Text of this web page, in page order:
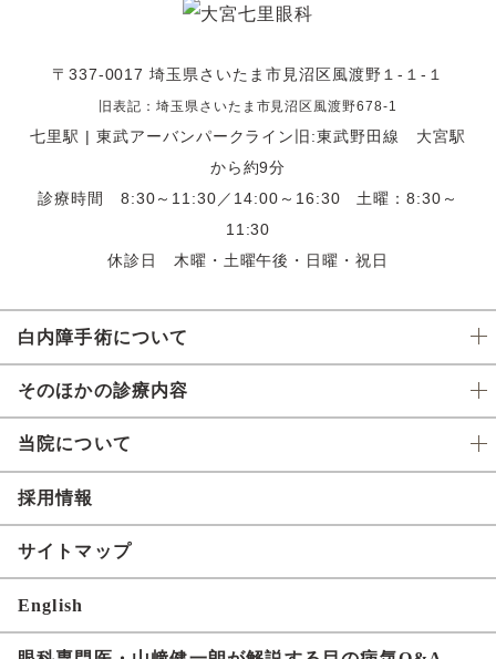
〒337-0017 埼玉県さいたま市見沼区風渡野１-１-１
旧表記：埼玉県さいたま市見沼区風渡野678-1
七里駅 | 東武アーバンパークライン旧:東武野田線 大宮駅
から約9分
診療時間 8:30～11:30／14:00～16:30 土曜：8:30～
11:30
休診日 木曜・土曜午後・日曜・祝日
白内障手術について
そのほかの診療内容
当院について
採用情報
サイトマップ
English